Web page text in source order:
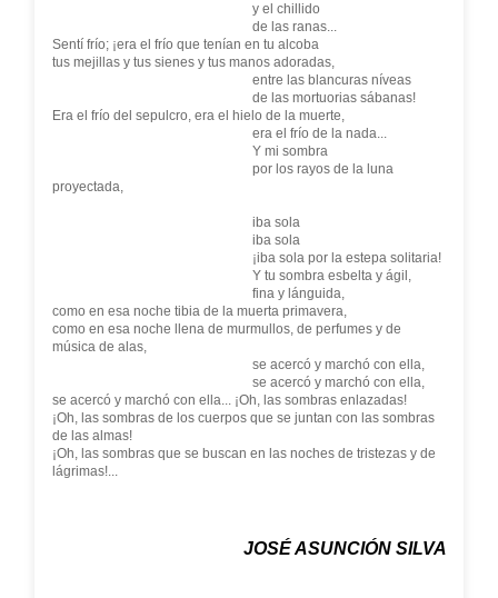
y el chillido
de las ranas...
Sentí frío; ¡era el frío que tenían en tu alcoba
tus mejillas y tus sienes y tus manos adoradas,
entre las blancuras níveas
de las mortuorias sábanas!
Era el frío del sepulcro, era el hielo de la muerte,
era el frío de la nada...
Y mi sombra
por los rayos de la luna
proyectada,
iba sola
iba sola
¡iba sola por la estepa solitaria!
Y tu sombra esbelta y ágil,
fina y lánguida,
como en esa noche tibia de la muerta primavera,
como en esa noche llena de murmullos, de perfumes y de
música de alas,
se acercó y marchó con ella,
se acercó y marchó con ella,
se acercó y marchó con ella... ¡Oh, las sombras enlazadas!
¡Oh, las sombras de los cuerpos que se juntan con las sombras
de las almas!
¡Oh, las sombras que se buscan en las noches de tristezas y de
lágrimas!...
JOSÉ ASUNCIÓN SILVA